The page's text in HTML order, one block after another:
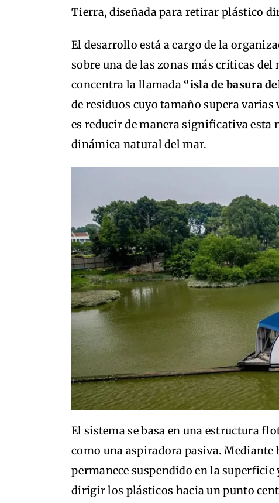
Tierra, diseñada para retirar plástico
El desarrollo está a cargo de la
sobre una de las zonas más críticas
concentra la llamada “isla de basura
de residuos cuyo tamaño supera
es reducir de manera significativa esta
dinámica natural del mar.
El sistema se basa en una estructura
como una aspiradora pasiva.
permanece suspendido en la
dirigir los plásticos hacia un punto